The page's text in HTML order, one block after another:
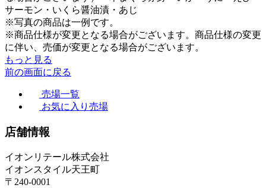
サーモン・いくら醤油漬・あじ
※写真の商品は一例です。
※商品仕様が変更となる場合がございます。商品仕様の変更
に伴い、売価が変更となる場合がございます。
もっと見る
前の画面に戻る
売場一覧
お気に入り売場
店舗情報
イオンリテール株式会社
イオンスタイル天王町
〒240-0001